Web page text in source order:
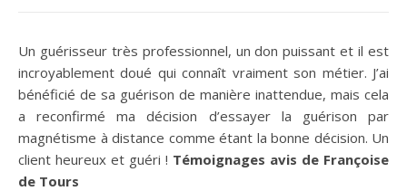
Un guérisseur très professionnel, un don puissant et il est
incroyablement doué qui connaît vraiment son métier. J’ai
bénéficié de sa guérison de manière inattendue, mais cela
a reconfirmé ma décision d’essayer la guérison par
magnétisme à distance comme étant la bonne décision. Un
client heureux et guéri ! Témoignages avis de Françoise
de Tours